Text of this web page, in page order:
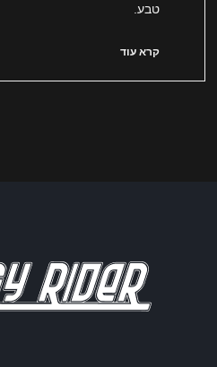
טבע.
קרא עוד